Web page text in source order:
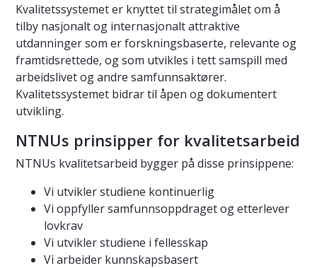
Kvalitetssystemet er knyttet til strategimålet om å
tilby nasjonalt og internasjonalt attraktive
utdanninger som er forskningsbaserte, relevante og
framtidsrettede, og som utvikles i tett samspill med
arbeidslivet og andre samfunnsaktører.
Kvalitetssystemet bidrar til åpen og dokumentert
utvikling.
NTNUs prinsipper for kvalitetsarbeid
NTNUs kvalitetsarbeid bygger på disse prinsippene:
Vi utvikler studiene kontinuerlig
Vi oppfyller samfunnsoppdraget og etterlever
lovkrav
Vi utvikler studiene i fellesskap
Vi arbeider kunnskapsbasert